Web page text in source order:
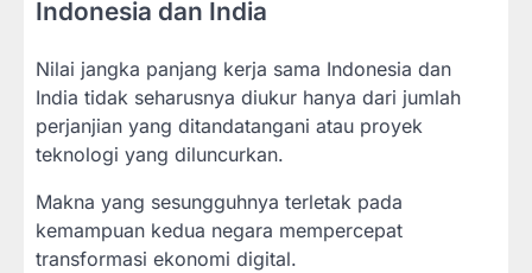
Indonesia dan India
Nilai jangka panjang kerja sama Indonesia dan
India tidak seharusnya diukur hanya dari jumlah
perjanjian yang ditandatangani atau proyek
teknologi yang diluncurkan.
Makna yang sesungguhnya terletak pada
kemampuan kedua negara mempercepat
transformasi ekonomi digital.